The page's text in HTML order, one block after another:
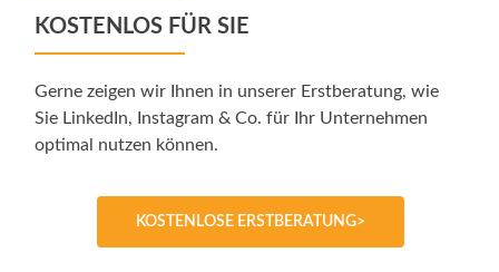
KOSTENLOS FÜR SIE
Gerne zeigen wir Ihnen in unserer Erstberatung, wie
Sie LinkedIn, Instagram & Co. für Ihr Unternehmen
optimal nutzen können.
KOSTENLOSE ERSTBERATUNG>